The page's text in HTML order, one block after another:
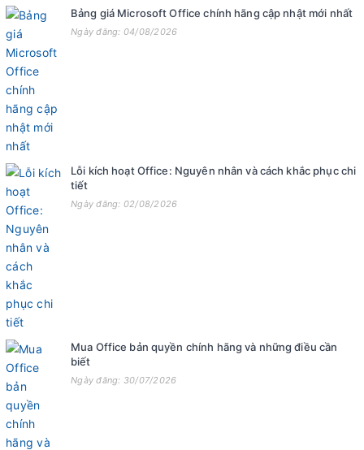
Bảng giá Microsoft Office chính hãng cập nhật mới nhất
Ngày đăng: 04/08/2026
Lỗi kích hoạt Office: Nguyên nhân và cách khắc phục chi
tiết
Ngày đăng: 02/08/2026
Mua Office bản quyền chính hãng và những điều cần
biết
Ngày đăng: 30/07/2026